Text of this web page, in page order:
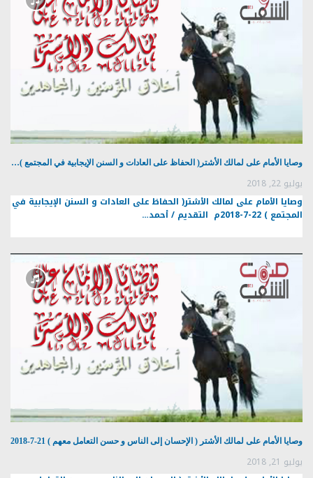
وصايا الأمام على لمالك الأشتر( الحفاظ على العادات و السنن الإيجابية في المجتمع )…
يوليو 22, 2018
وصايا الأمام على لمالك الأشتر( الحفاظ على العادات و السنن الإيجابية في
المجتمع ) 22-7-2018م التقديم / أحمد…
وصايا الأمام على لمالك الأشتر ( الإحسان إلى الناس و حسن التعامل معهم ) 21-7-2018
يوليو 21, 2018